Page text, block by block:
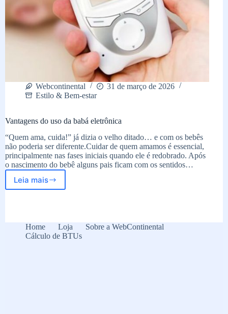
Webcontinental
31 de março de 2026
Estilo & Bem-estar
Vantagens do uso da babá eletrônica
“Quem ama, cuida!” já dizia o velho ditado… e com os bebês
não poderia ser diferente.Cuidar de quem amamos é essencial,
principalmente nas fases iniciais quando ele é redobrado. Após
o nascimento do bebê alguns pais ficam com os sentidos…
Leia maisVantagens
eletrônica
Home Loja
Sobre a WebContinental
Cálculo de BTUs